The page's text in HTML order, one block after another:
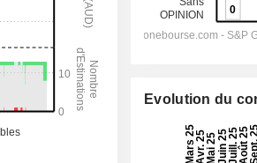
Evolution du